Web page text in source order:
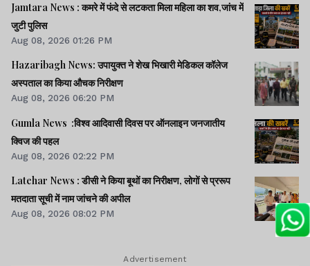
Jamtara News : कमरे में फंदे से लटकता मिला महिला का शव,जांच में
जुटी पुलिस
Aug 08, 2026 01:26 PM
Hazaribagh News: उपायुक्त ने शेख भिखारी मेडिकल कॉलेज
अस्पताल का किया औचक निरीक्षण
Aug 08, 2026 06:20 PM
Gumla News :विश्व आदिवासी दिवस पर ऑनलाइन जनजातीय
क्विज की पहल
Aug 08, 2026 02:22 PM
Latehar News : डीसी ने किया बूथों का निरीक्षण, लोगों से प्ररूप
मतदाता सूची में नाम जांचने की अपील
Aug 08, 2026 08:02 PM
Advertisement